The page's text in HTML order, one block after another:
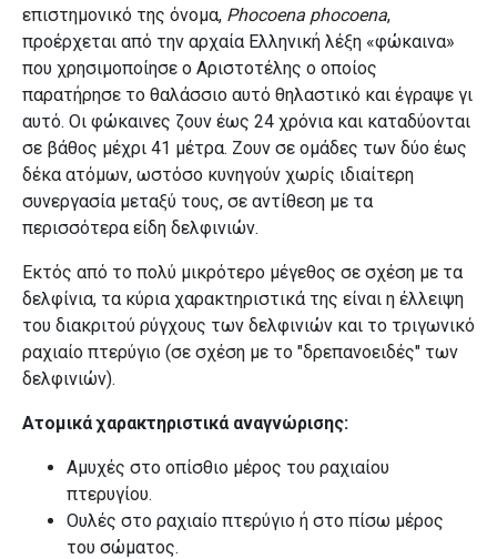
επιστημονικό της όνομα, Phocoena phocoena,
προέρχεται από την αρχαία Eλληνική λέξη «φώκαινα»
που χρησιμοποίησε ο Αριστοτέλης ο οποίος
παρατήρησε το θαλάσσιο αυτό θηλαστικό και έγραψε γι
αυτό. Οι φώκαινες ζουν έως 24 χρόνια και καταδύονται
σε βάθος μέχρι 41 μέτρα. Ζουν σε ομάδες των δύο έως
δέκα ατόμων, ωστόσο κυνηγούν χωρίς ιδιαίτερη
συνεργασία μεταξύ τους, σε αντίθεση με τα
περισσότερα είδη δελφινιών.
Εκτός από το πολύ μικρότερο μέγεθος σε σχέση με τα
δελφίνια, τα κύρια χαρακτηριστικά της είναι η έλλειψη
του διακριτού ρύγχους των δελφινιών και το τριγωνικό
ραχιαίο πτερύγιο (σε σχέση με το "δρεπανοειδές" των
δελφινιών).
Ατομικά χαρακτηριστικά αναγνώρισης:
Αμυχές στο οπίσθιο μέρος του ραχιαίου
πτερυγίου.
Ουλές στο ραχιαίο πτερύγιο ή στο πίσω μέρος
του σώματος.